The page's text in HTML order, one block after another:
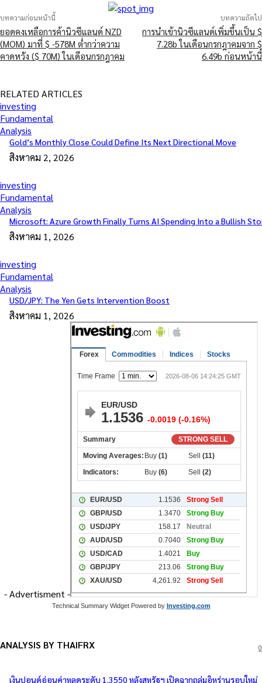
บทความก่อนหน้านี้
ยอดคงเหลือการค้านิวซีแลนด์ NZD
(MOM) มาที่ $ -578M ต่ำกว่าความ
คาดหวัง ($ 70M) ในเดือนกรกฎาคม
บทความถัดไป
การนำเข้านิวซีแลนด์เพิ่มขึ้นเป็น $
7.28b ในเดือนกรกฎาคมจาก $
6.49b ก่อนหน้านี้
RELATED ARTICLES
investing
Fundamental
Analysis
Gold’s Monthly Close Could Define Its Next Directional Move
สิงหาคม 2, 2026
investing
Fundamental
Analysis
Microsoft: Azure Growth Finally Turns AI Spending Into a Bullish
สิงหาคม 1, 2026
investing
Fundamental
Analysis
USD/JPY: The Yen Gets Intervention Boost
สิงหาคม 1, 2026
- Advertisment -
Technical Summary Widget Powered by Investing.com
0
ANALYSIS BY THAIFRX
เงินปอนด์อ่อนค่าหลุดระดับ 1.3550 หลังสหรัฐฯ เปิดฉากถล่มอิหร่านรอบใหม่